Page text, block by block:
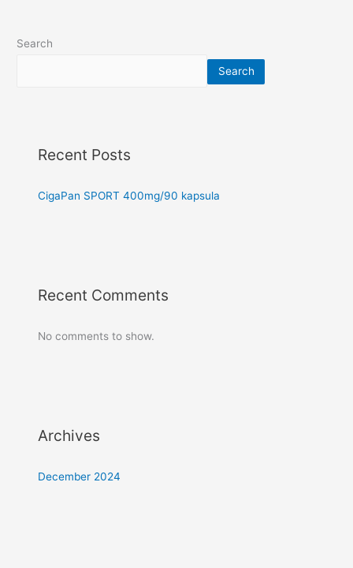
Search
Search
Recent Posts
CigaPan SPORT 400mg/90 kapsula
Recent Comments
No comments to show.
Archives
December 2024